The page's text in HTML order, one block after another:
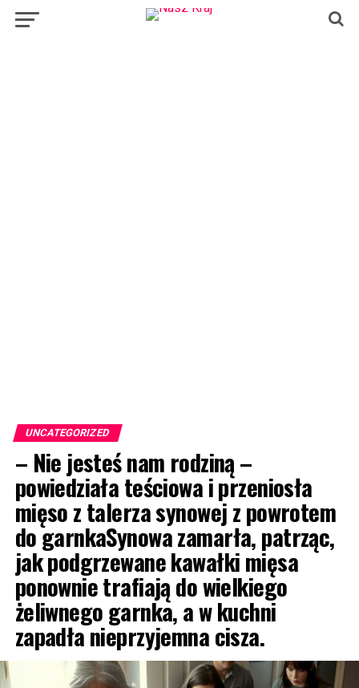
UNCATEGORIZED
– Nie jesteś nam rodziną –
powiedziała teściowa i przeniosła
mięso z talerza synowej z powrotem
do garnkaSynowa zamarła, patrząc,
jak podgrzewane kawałki mięsa
ponownie trafiają do wielkiego
żeliwnego garnka, a w kuchni
zapadła nieprzyjemna cisza.